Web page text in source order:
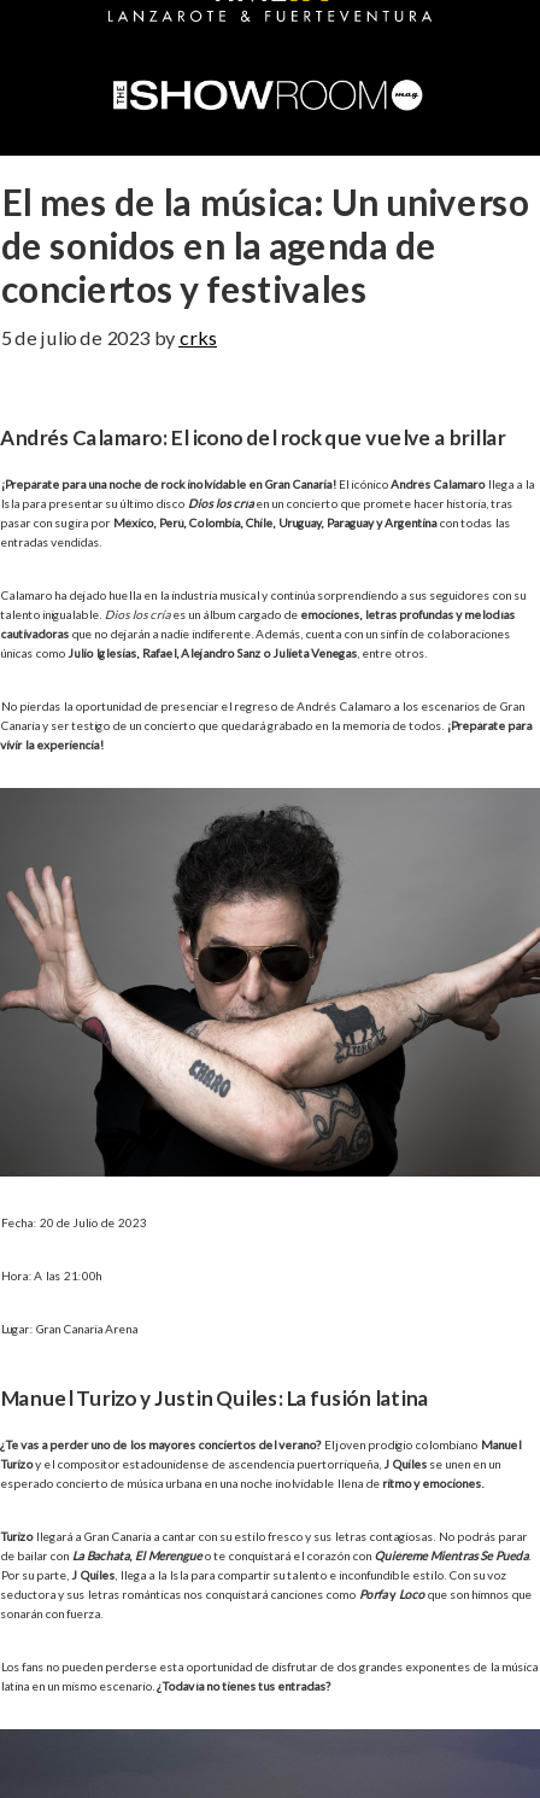
El mes de la música: Un universo
de sonidos en la agenda de
conciertos y festivales
5 de julio de 2023 by crks
Andrés Calamaro: El icono del rock que vuelve a brillar
¡Prepárate para una noche de rock inolvidable en Gran Canaria!El icónicoAndrés Calamarollega a la
Isla para presentar su último disco Dios los críaen un concierto que promete hacer historia, tras
pasar con su gira por México, Perú, Colombia, Chile, Uruguay, Paraguay y Argentinacon todas las
entradas vendidas.
Calamaro ha dejado huella en la industria musical y continúa sorprendiendo a sus seguidores con su
talento inigualable. Dios los críaes un álbum cargado de emociones, letras profundas y melodías
cautivadoras que no dejarán a nadie indiferente. Además, cuenta con un sinfín de colaboraciones
únicas como Julio Iglesias, Rafael, Alejandro Sanz o Julieta Venegas , entre otros.
No pierdas la oportunidad de presenciar el regreso de Andrés Calamaro a los escenarios de Gran
Canaria y ser testigo de un concierto que quedará grabado en la memoria de todos. ¡Prepárate para
vivir la experiencia!
Fecha: 20 de Julio de 2023
Hora: A las 21:00h
Lugar: Gran Canaria Arena
Manuel Turizo y Justin Quiles: La fusión latina
¿Te vas a perder uno de los mayores conciertos del verano?El joven prodigio colombiano Manuel
Turizoy el compositor estadounidense de ascendencia puertorriqueña, J Quiles se unen en un
esperado concierto de música urbana en una noche inolvidable llena de ritmo y emociones.
Turizollegará a Gran Canaria a cantar con su estilo fresco y sus letras contagiosas. No podrás parar
de bailar con La Bachata, El Merengueo te conquistará el corazón con Quiéreme Mientras Se Pueda.
Por su parte, J Quiles , llega a la Isla para compartir su talento e inconfundible estilo. Con su voz
seductora y sus letras románticas nos conquistará canciones como Porfay Locoque son himnos que
sonarán con fuerza.
Los fans no pueden perderse esta oportunidad de disfrutar de dos grandes exponentes de la música
latina en un mismo escenario. ¿Todavía no tienes tus entradas?